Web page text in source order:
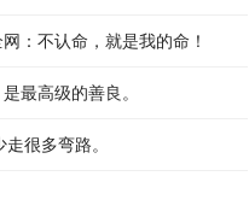
网：不认命，就是我的命！
最高级的善良。
很多弯路。